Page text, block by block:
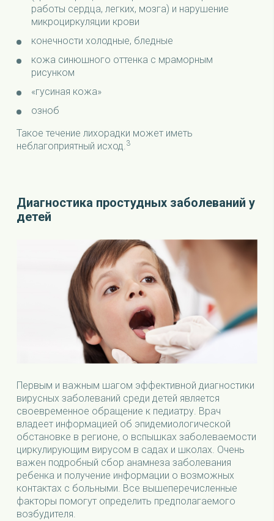
работы сердца, легких, мозга) и нарушение
микроциркуляции крови
конечности холодные, бледные
кожа синюшного оттенка с мраморным
рисунком
«гусиная кожа»
озноб
Такое течение лихорадки может иметь
неблагоприятный исход. 3
Диагностика простудных заболеваний у
детей
Первым и важным шагом эффективной диагностики
вирусных заболеваний среди детей является
своевременное обращение к педиатру. Врач
владеет информацией об эпидемиологической
обстановке в регионе, о вспышках заболеваемости
циркулирующим вирусом в садах и школах. Очень
важен подробный сбор анамнеза заболевания
ребенка и получение информации о возможных
контактах с больными. Все вышеперечисленные
факторы помогут определить предполагаемого
возбудителя.